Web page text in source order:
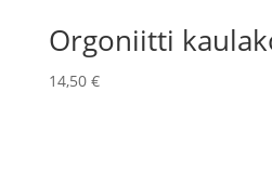
Orgoniitti
14,50 €